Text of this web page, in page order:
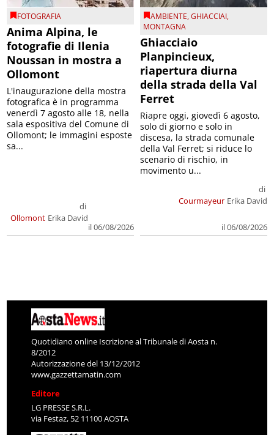
FOTOGRAFIA
Anima Alpina, le
fotografie di Ilenia
Noussan in mostra a
Ollomont
Ollomont
di
Erika David
il 06/08/2026
L'inaugurazione della mostra
fotografica è in programma
venerdì 7 agosto alle 18, nella
sala espositiva del Comune di
Ollomont; le immagini esposte
sa...
AMBIENTE,GHIACCIAI,
MONTAGNA
Ghiacciaio
Planpincieux,
riapertura diurna
della strada della Val
Ferret
Courmayeur
di
Erika David
il 06/08/2026
Riapre oggi, giovedì 6 agosto,
solo di giorno e solo in
discesa, la strada comunale
della Val Ferret; si riduce lo
scenario di rischio, in
movimento u...
Quotidiano online Iscrizione al Tribunale di Aosta n.
8/2012
Autorizzazione del 13/12/2012
www.gazzettamatin.com
Editore
LG PRESSE S.R.L.
via Festaz, 52 11100 AOSTA